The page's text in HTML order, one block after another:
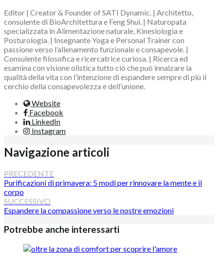
Editor | Creator & Founder of SATI Dynamic. | Architetto,
consulente di BioArchitettura e Feng Shui. | Naturopata
specializzata in Alimentazione naturale, Kinesiologia e
Posturologia. | Insegnante Yoga e Personal Trainer con
passione verso l’allenamento funzionale e consapevole. |
Consulente filosofica e ricercatrice curiosa. | Ricerca ed
esamina con visione olistica tutto ciò che può innalzare la
qualità della vita con l’intenzione di espandere sempre di più il
cerchio della consapevolezza e dell’unione.
Website
Facebook
LinkedIn
Instagram
Navigazione articoli
PRECEDENTE
Purificazioni di primavera: 5 modi per rinnovare la mente e il
corpo
SUCCESSIVO
Espandere la compassione verso le nostre emozioni
Potrebbe anche interessarti